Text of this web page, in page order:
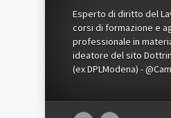
Esperto di diritto del
corsi di formazione e
professionale in
ideatore del sito
(ex DPLModena) -